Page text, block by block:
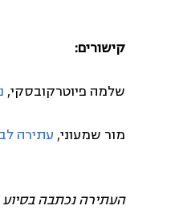
קישורים:
שלמה פיוטרקובסקי,
מור שמעוני, עתירה
העתירה נכתבה